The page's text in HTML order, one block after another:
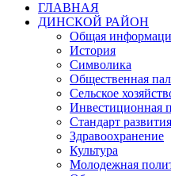
ГЛАВНАЯ
ДИНСКОЙ РАЙОН
Общая
История
Символика
Общественная
Сельское
Инвестиционная
Стандарт
Здравоохранение
Культура
Молодежная